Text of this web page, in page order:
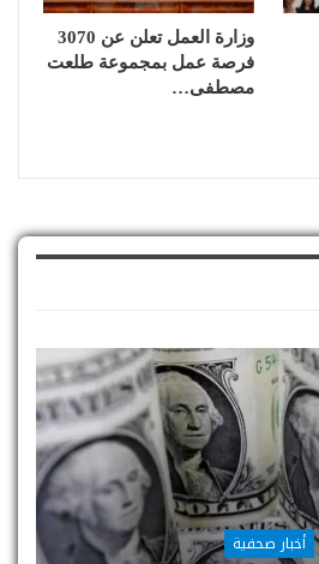
وزارة العمل تعلن عن 3070
فرصة عمل بمجموعة طلعت
مصطفى…
أخبار صحفية